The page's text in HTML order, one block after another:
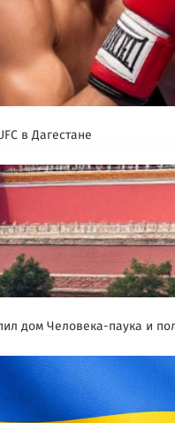
в Дагестане
дом Человека-паука и